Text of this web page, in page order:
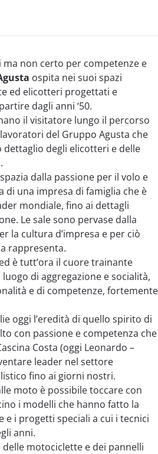
non certo per competenze e
ospita nei suoi spazi
ed elicotteri progettati e
dagli anni ‘50.
il visitatore lungo il percorso
del Gruppo Agusta che
degli elicotteri e delle
dalla passione per il volo e
di una impresa di famiglia che è
mondiale, fino ai dettagli
Le sale sono pervase dalla
la cultura d’impresa e per ciò
rappresenta.
è tutt’ora il cuore trainante
di aggregazione e socialità,
e di competenze, fortemente
oggi l’eredità di quello spirito di
con passione e competenza che
Costa (oggi Leonardo –
leader nel settore
fino ai giorni nostri.
moto è possibile toccare con
i modelli che hanno fatto la
i progetti speciali a cui i tecnici
anni.
delle motociclette e dei pannelli